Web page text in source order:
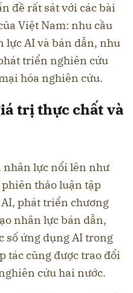
đề rất sát với các bài
Việt Nam: nhu cầu
lực AI và bán dẫn, nhu
triển nghiên cứu
hóa nghiên cứu.
trị thực chất và
nhân lực nổi lên như
thảo luận tập
phát triển chương
nhân lực bán dẫn,
số ứng dụng AI trong
tác cũng được trao đổi
cứu hai nước.